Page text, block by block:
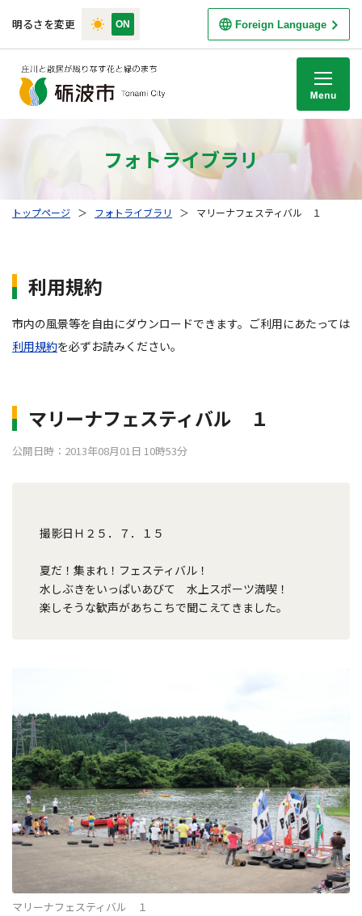
明るさを変更 Foreign Language
フォトライブラリ
トップページ ＞ フォトライブラリ ＞ マリーナフェスティバル １
利用規約
市内の風景等を自由にダウンロードできます。ご利用にあたっては
利用規約を必ずお読みください。
マリーナフェスティバル １
公開日時：2013年08月01日 10時53分
撮影日Ｈ２５．７．１５
夏だ！集まれ！フェスティバル！
水しぶきをいっぱいあびて 水上スポーツ満喫！
楽しそうな歓声があちこちで聞こえてきました。
マリーナフェスティバル １